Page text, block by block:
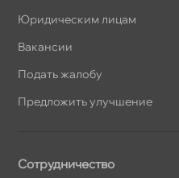
Юридическим лицам
акансии
Подать жалобу
Предложить улучшение
Сотрудничество